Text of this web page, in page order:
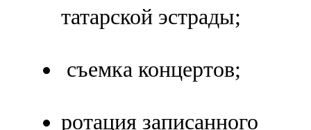
татарской эстрады;
съемка концертов;
ротация записанного